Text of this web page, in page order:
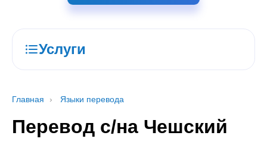
Услуги
Главная Языки перевода
Перевод с/на Чешский